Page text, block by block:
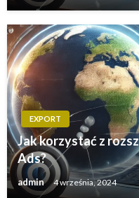
EXPORT
Jak korzystać z
Ads?
admin 4 września, 2024